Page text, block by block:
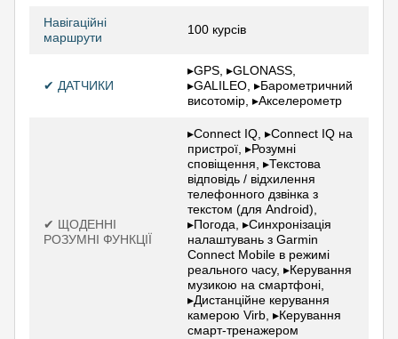
Навігаційні
маршрути
100 курсів
✔ ДАТЧИКИ
▸GPS, ▸GLONASS,
▸GALILEO, ▸Барометричний
висотомір, ▸Акселерометр
✔ ЩОДЕННІ
РОЗУМНІ ФУНКЦІЇ
▸Connect IQ, ▸Connect IQ на
пристрої, ▸Розумні
сповіщення, ▸Текстова
відповідь / відхилення
телефонного дзвінка з
текстом (для Android),
▸Погода, ▸Синхронізація
налаштувань з Garmin
Connect Mobile в режимі
реального часу, ▸Керування
музикою на смартфоні,
▸Дистанційне керування
камерою Virb, ▸Керування
смарт-тренажером